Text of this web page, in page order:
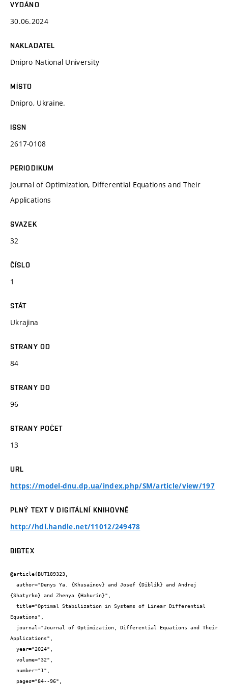
VYDÁNO
30.06.2024
NAKLADATEL
Dnipro National University
MÍSTO
Dnipro, Ukraine.
ISSN
2617-0108
PERIODIKUM
Journal of Optimization, Differential Equations and Their
Applications
SVAZEK
32
ČÍSLO
1
STÁT
Ukrajina
STRANY OD
84
STRANY DO
96
STRANY POČET
13
URL
https://model-dnu.dp.ua/index.php/SM/article/view/197
PLNÝ TEXT V DIGITÁLNÍ KNIHOVNĚ
http://hdl.handle.net/11012/249478
BIBTEX
@article{BUT189323,
{Shatyrko} and Zhenya {Hahurin}",
Equations",
Applications",